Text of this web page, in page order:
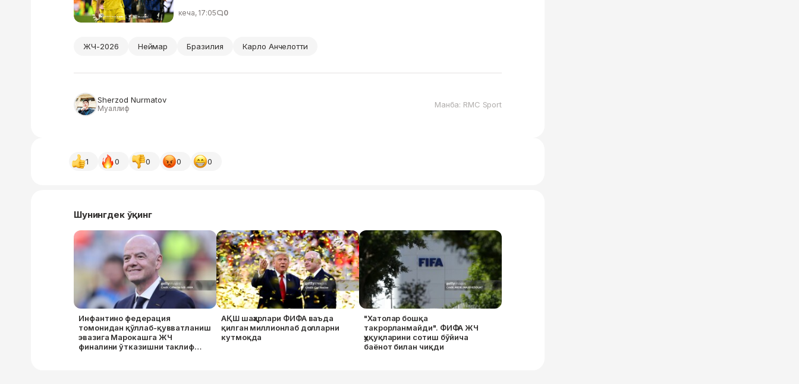
кеча, 17:05 0
ЖЧ-2026 Неймар Бразилия Карло Анчелотти
Sherzod Nurmatov
Муаллиф Манба: RМC Sport
1 0 0 0 0
Шунингдек ўқинг
Инфантино федерация
томонидан қўллаб-қувватланиш
эвазига Марокашга ЖЧ
финалини ўтказишни таклиф
АҚШ шаҳарлари ФИФА ваъда
қилган миллионлаб долларни
кутмоқда
"Хатолар бошқа
такрорланмайди". ФИФА ЖЧ
ҳуқуқларини сотиш бўйича
баёнот билан чиқди